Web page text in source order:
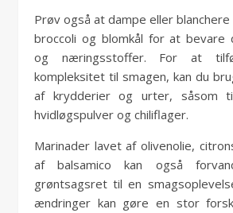
Prøv også at dampe eller
broccoli og blomkål for at bevare
og næringsstoffer. For at
kompleksitet til smagen, kan du
af krydderier og urter, såsom
hvidløgspulver og chiliflager.
Marinader lavet af olivenolie,
af balsamico kan også
grøntsagsret til en
ændringer kan gøre en stor